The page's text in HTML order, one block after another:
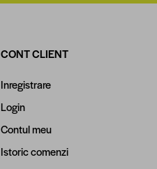
CONT CLIENT
Inregistrare
Login
Contul meu
Istoric comenzi